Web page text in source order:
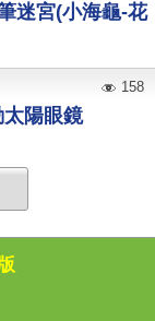
迷宮(小海龜-花
陽眼鏡
158